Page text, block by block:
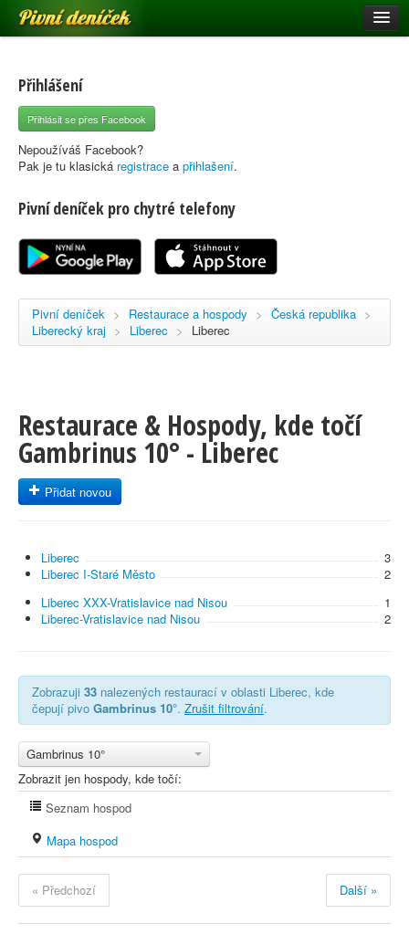
Pivní deníček
Pivní mapa
Pivní značky
Nápověda
Registrace
Přihlášení
Přihlásit se přes Facebook
Nepoužíváš Facebook?
Pak je tu klasická registrace a přihlašení.
Pivní deníček pro chytré telefony
Pivní deníček > Restaurace a hospody > Česká republika >
Liberecký kraj > Liberec > Liberec
Restaurace & Hospody, kde točí
Gambrinus 10° - Liberec
Přidat novou
Liberec
3
Liberec I-Staré Město
2
Liberec XXX-Vratislavice nad Nisou
1
Liberec-Vratislavice nad Nisou
2
Zobrazuji 33 nalezených restaurací v oblasti Liberec, kde
čepují pivo Gambrinus 10°. Zrušit filtrování.
Gambrinus 10°
Zobrazit jen hospody, kde točí:
Seznam hospod
Mapa hospod
« Předchozí Další »